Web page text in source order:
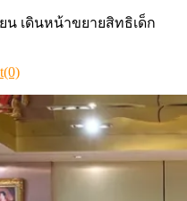
น เดินหน้าขยายสิทธิเด็ก